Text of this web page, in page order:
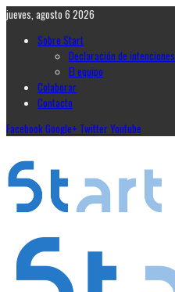
jueves, agosto 6 2026
Sobre Start
Declaración de intenciones
El equipo
Colaborar
Contacto
FacebookGoogle+ TwitterYoutube